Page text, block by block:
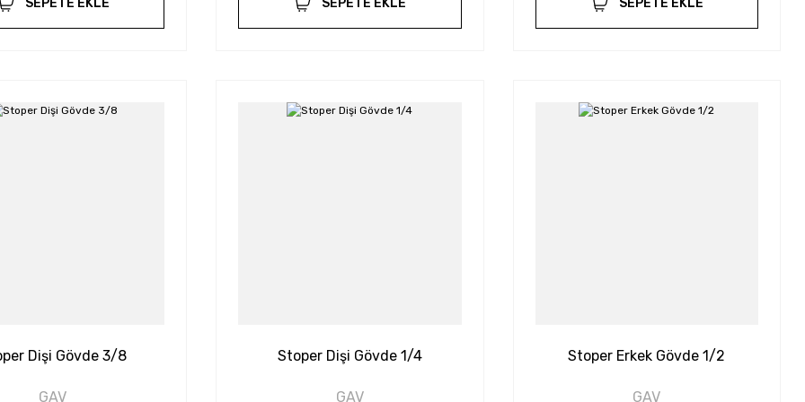
SEPETE EKLE SEPETE EKLE SEPETE EKLE
Dişi Gövde 3/8
GAV
Stoper Dişi Gövde 1/4
GAV
Stoper Erkek Gövde 1/2
GAV